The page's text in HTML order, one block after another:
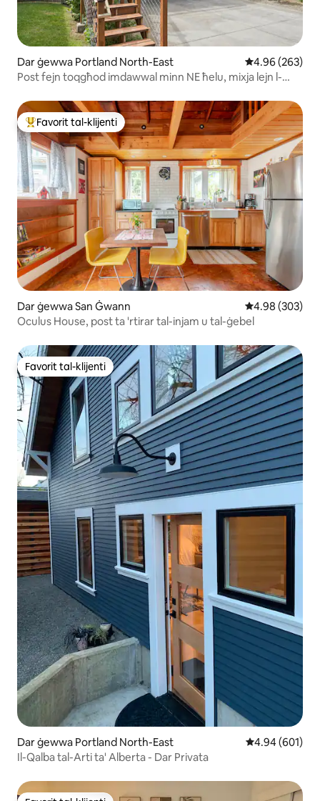
Dar ġewwa Portland North-East Rating medju
4.96 (263)
Post fejn toqgħod imdawwal minn NE ħelu, mixja lejn l-
Wieħed mill-aqwa favoriti tal-klijenti
Favorit tal-klijenti
Dar ġewwa San Ġwann Rating medju
4.98 (303)
Oculus House, post ta 'rtirar tal-injam u tal-ġebel
Favorit tal-klijenti
Favorit tal-klijenti
Dar ġewwa Portland North-East Rating medju
4.94 (601)
Il-Qalba tal-Arti ta' Alberta - Dar Privata